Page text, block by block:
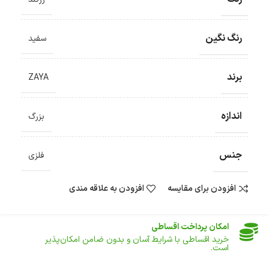
رنگ نگین سفید
برند ZAYA
اندازه بزرگ
جنس فلزی
افزودن برای مقایسه افزودن به علاقه مندی
ضمانت اصالت کالا
گارانتی معتبر برای تمامی محصولات ارائه می‌شود.
ارسال سریع و رایگان
تومان ، رایگان به سراسر کشور
ارسال می‌شود.
ضمانت بازگشت کالا
امکان پرداخت در محل
امکان پرداخت اقساطی
خرید اقساطی با شرایط آسان و بدون ضامن امکان‌پذیر
است.